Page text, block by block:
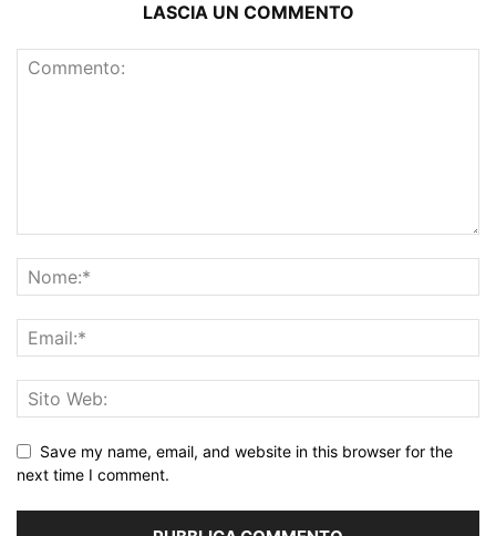
LASCIA UN COMMENTO
Save my name, email, and website in this browser for the
next time I comment.